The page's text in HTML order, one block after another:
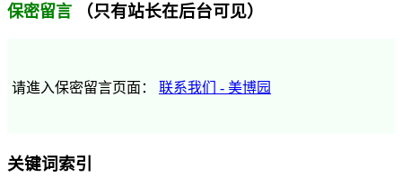
保密留言 （只有站长在后台可见）
请進入保密留言页面： 联系我们 - 美博园
关键词索引